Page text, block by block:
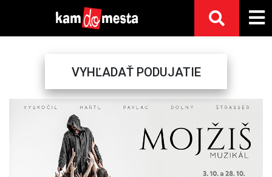
VYHĽADAŤ PODUJATIE
Previous